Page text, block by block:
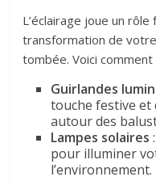
L’éclairage joue un
transformation de
tombée. Voici
Guirlandes
touche festive et
autour des
Lampes solaires
pour illuminer
l’environnement.